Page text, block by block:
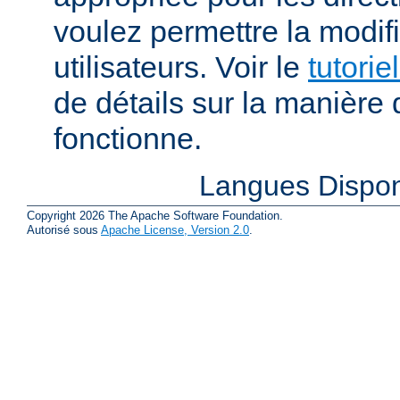
voulez permettre la
utilisateurs. Voir le
de détails sur la manière
fonctionne.
Langues
Copyright 2026 The Apache Software Foundation.
Autorisé sous Apache License, Version 2.0.